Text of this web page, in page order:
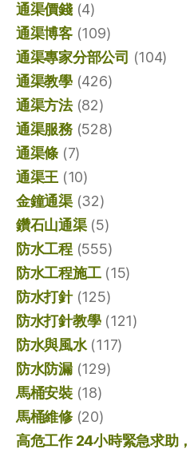
通渠價錢(4)
通渠博客(109)
通渠專家分部公司 (104)
通渠教學(426)
通渠方法(82)
通渠服務(528)
通渠條 (7)
通渠王 (10)
金鐘通渠(32)
鑽石山通渠(5)
防水工程(555)
防水工程施工(15)
防水打針(125)
防水打針教學(121)
防水與風水(117)
防水防漏(129)
馬桶安裝(18)
馬桶維修(20)
高危工作 24小時緊急求助